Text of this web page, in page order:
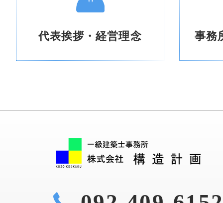
代表挨拶・経営理念 事務